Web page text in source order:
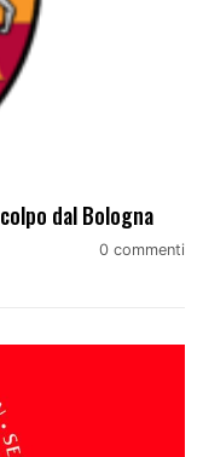
dal Bologna
0 commenti